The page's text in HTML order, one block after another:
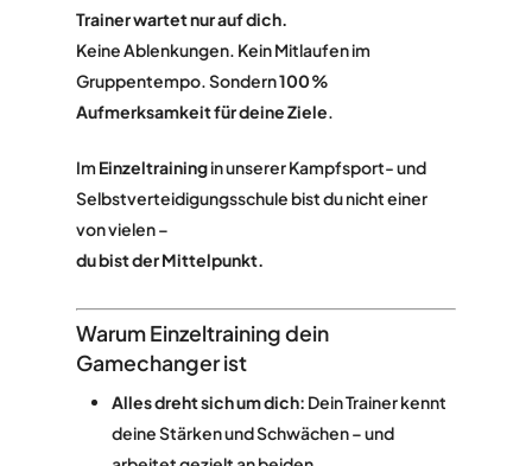
Trainer wartet nur auf dich.
Keine Ablenkungen. Kein Mitlaufen im
Gruppentempo. Sondern100 %
Aufmerksamkeit für deine Ziele.
Im Einzeltrainingin unserer Kampfsport- und
Selbstverteidigungsschule bist du nicht einer
von vielen –
du bist der Mittelpunkt.
Warum Einzeltraining dein
Gamechanger ist
Alles dreht sich um dich: Dein Trainer kennt
deine Stärken und Schwächen – und